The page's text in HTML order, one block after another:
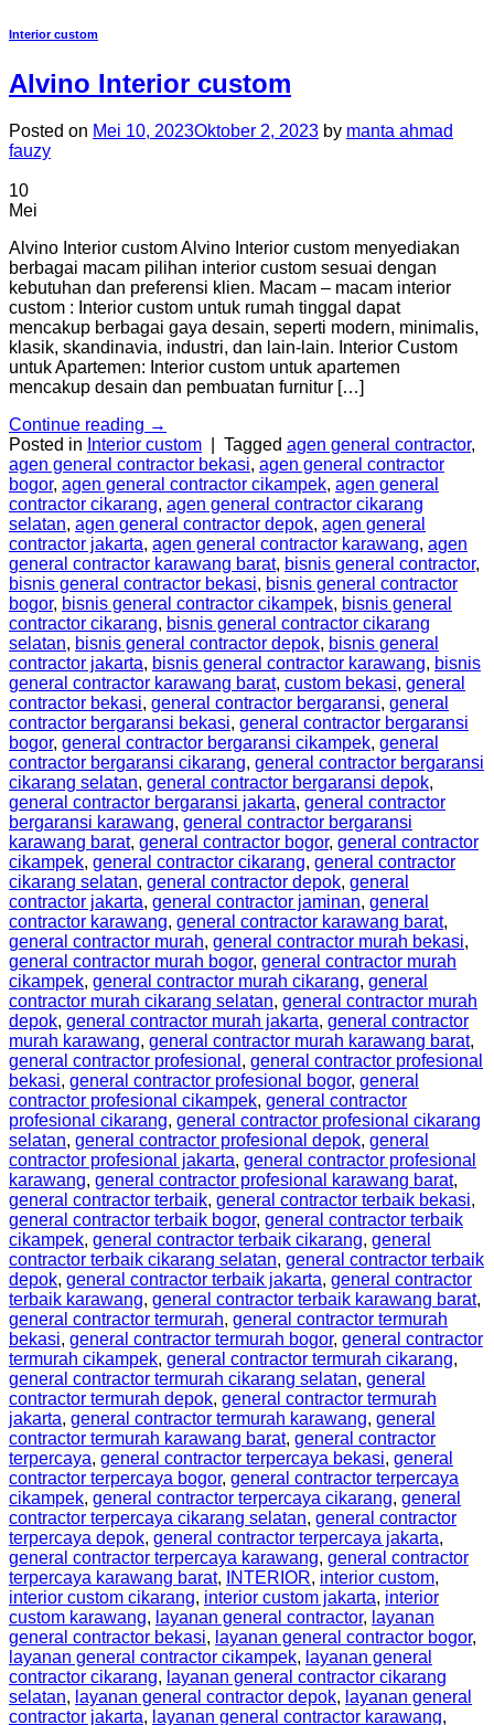
Interior custom
Alvino Interior custom
Posted on Mei 10, 2023Oktober 2, 2023 by manta ahmad
fauzy
10
Mei
Alvino Interior custom Alvino Interior custom menyediakan
berbagai macam pilihan interior custom sesuai dengan
kebutuhan dan preferensi klien. Macam – macam interior
custom : Interior custom untuk rumah tinggal dapat
mencakup berbagai gaya desain, seperti modern, minimalis,
klasik, skandinavia, industri, dan lain-lain. Interior Custom
untuk Apartemen: Interior custom untuk apartemen
mencakup desain dan pembuatan furnitur […]
Continue reading →
Posted in Interior custom Tagged agen general contractor,
agen general contractor bekasi, agen general contractor
bogor, agen general contractor cikampek, agen general
contractor cikarang, agen general contractor cikarang
selatan, agen general contractor depok, agen general
contractor jakarta, agen general contractor karawang, agen
general contractor karawang barat, bisnis general contractor,
bisnis general contractor bekasi, bisnis general contractor
bogor, bisnis general contractor cikampek, bisnis general
contractor cikarang, bisnis general contractor cikarang
selatan, bisnis general contractor depok, bisnis general
contractor jakarta, bisnis general contractor karawang, bisnis
general contractor karawang barat, custom bekasi, general
contractor bekasi, general contractor bergaransi, general
contractor bergaransi bekasi, general contractor bergaransi
bogor, general contractor bergaransi cikampek, general
contractor bergaransi cikarang, general contractor bergaransi
cikarang selatan, general contractor bergaransi depok,
general contractor bergaransi jakarta, general contractor
bergaransi karawang, general contractor bergaransi
karawang barat, general contractor bogor, general contractor
cikampek, general contractor cikarang, general contractor
cikarang selatan, general contractor depok, general
contractor jakarta, general contractor jaminan, general
contractor karawang, general contractor karawang barat,
general contractor murah, general contractor murah bekasi,
general contractor murah bogor, general contractor murah
cikampek, general contractor murah cikarang, general
contractor murah cikarang selatan, general contractor murah
depok, general contractor murah jakarta, general contractor
murah karawang, general contractor murah karawang barat,
general contractor profesional , general contractor profesional
bekasi, general contractor profesional bogor, general
contractor profesional cikampek, general contractor
profesional cikarang, general contractor profesional cikarang
selatan, general contractor profesional depok, general
contractor profesional jakarta, general contractor profesional
karawang, general contractor profesional karawang barat,
general contractor terbaik, general contractor terbaik bekasi,
general contractor terbaik bogor, general contractor terbaik
cikampek, general contractor terbaik cikarang, general
contractor terbaik cikarang selatan, general contractor terbaik
depok, general contractor terbaik jakarta, general contractor
terbaik karawang, general contractor terbaik karawang barat,
general contractor termurah, general contractor termurah
bekasi, general contractor termurah bogor, general contractor
termurah cikampek, general contractor termurah cikarang,
general contractor termurah cikarang selatan, general
contractor termurah depok, general contractor termurah
jakarta, general contractor termurah karawang, general
contractor termurah karawang barat, general contractor
terpercaya, general contractor terpercaya bekasi, general
contractor terpercaya bogor, general contractor terpercaya
cikampek, general contractor terpercaya cikarang, general
contractor terpercaya cikarang selatan, general contractor
terpercaya depok, general contractor terpercaya jakarta,
general contractor terpercaya karawang, general contractor
terpercaya karawang barat, INTERIOR, interior custom,
interior custom cikarang, interior custom jakarta, interior
custom karawang, layanan general contractor, layanan
general contractor bekasi, layanan general contractor bogor,
layanan general contractor cikampek, layanan general
contractor cikarang, layanan general contractor cikarang
selatan, layanan general contractor depok, layanan general
contractor jakarta, layanan general contractor karawang,